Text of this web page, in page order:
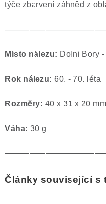
týče zbarvení záhněd z
Místo nálezu: Dolní Bory
Rok nálezu: 60. - 70. léta
Rozměry: 40 x 31 x 20 mm
Váha: 30 g
Články související s